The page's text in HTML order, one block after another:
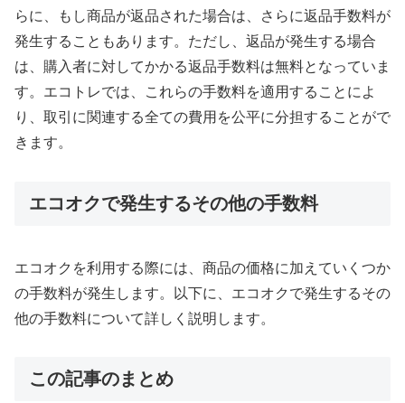
らに、もし商品が返品された場合は、さらに返品手数料が
発生することもあります。ただし、返品が発生する場合
は、購入者に対してかかる返品手数料は無料となっていま
す。エコトレでは、これらの手数料を適用することによ
り、取引に関連する全ての費用を公平に分担することがで
きます。
エコオクで発生するその他の手数料
エコオクを利用する際には、商品の価格に加えていくつか
の手数料が発生します。以下に、エコオクで発生するその
他の手数料について詳しく説明します。
この記事のまとめ